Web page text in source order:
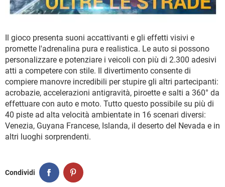
Il gioco presenta suoni accattivanti e gli effetti visivi e
promette l'adrenalina pura e realistica. Le auto si possono
personalizzare e potenziare i veicoli con più di 2.300 adesivi
atti a competere con stile. Il divertimento consente di
compiere manovre incredibili per stupire gli altri partecipanti:
acrobazie, accelerazioni antigravità, piroette e salti a 360° da
effettuare con auto e moto. Tutto questo possibile su più di
40 piste ad alta velocità ambientate in 16 scenari diversi:
Venezia, Guyana Francese, Islanda, il deserto del Nevada e in
altri luoghi sorprendenti.
Condividi